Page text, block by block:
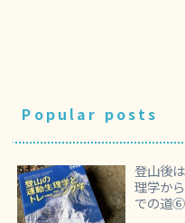
Popular posts
登山後
理学か
での道⑥